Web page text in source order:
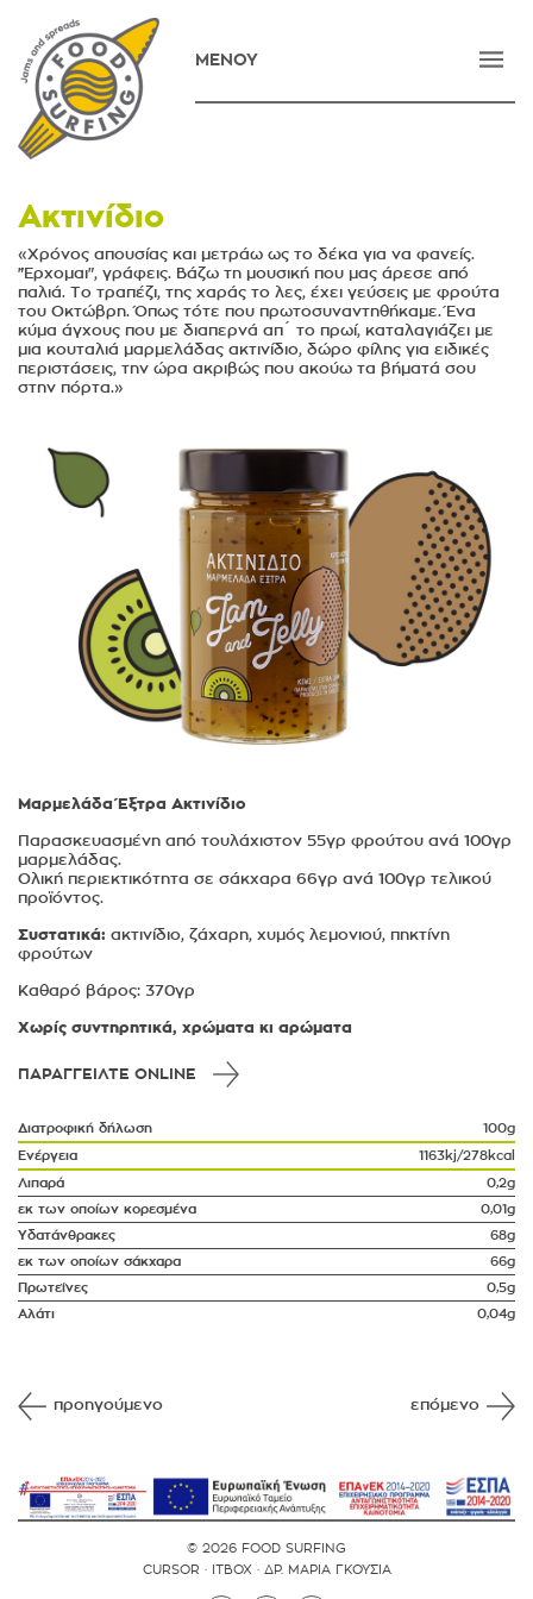
ΜΕΝΟΥ
ΑΡΧΙΚΗ
ΝΕΑ
ΕΠΙΚΟΙΝΩΝΙΑ
E-SHOP
Ακτινίδιο
«Χρόνος απουσίας και μετράω ως το δέκα για να φανείς.
"Έρχομαι", γράφεις. Βάζω τη μουσική που μας άρεσε από
παλιά. Το τραπέζι, της χαράς το λες, έχει γεύσεις με φρούτα
του Οκτώβρη. Όπως τότε που πρωτοσυναντηθήκαμε. Ένα
κύμα άγχους που με διαπερνά απ´ το πρωί, καταλαγιάζει με
μια κουταλιά μαρμελάδας ακτινίδιο, δώρο φίλης για ειδικές
περιστάσεις, την ώρα ακριβώς που ακούω τα βήματά σου
στην πόρτα.»
Μαρμελάδα Έξτρα Ακτινίδιο
Παρασκευασμένη από τουλάχιστον 55γρ φρούτου ανά 100γρ
μαρμελάδας.
Ολική περιεκτικότητα σε σάκχαρα 66γρ ανά 100γρ τελικού
προϊόντος.
Συστατικά: ακτινίδιο, ζάχαρη, χυμός λεμονιού, πηκτίνη
φρούτων
Καθαρό βάρος: 370γρ
Χωρίς συντηρητικά, χρώματα κι αρώματα
ΠΑΡΑΓΓΕΙΛΤΕ ONLINE
Διατροφική δήλωση 100g
Ενέργεια 1163kj/278kcal
Λιπαρά
0,2g
εκ των οποίων κορεσμένα
0,01g
Υδατάνθρακες
68g
εκ των οποίων σάκχαρα
66g
Πρωτεΐνες
0,5g
Αλάτι
0,04g
προηγούμενο επόμενο
© 2026 FOOD SURFING
CURSOR · ITBOX· ΔΡ. ΜΑΡΙΑ ΓΚΟΥΣΙΑ